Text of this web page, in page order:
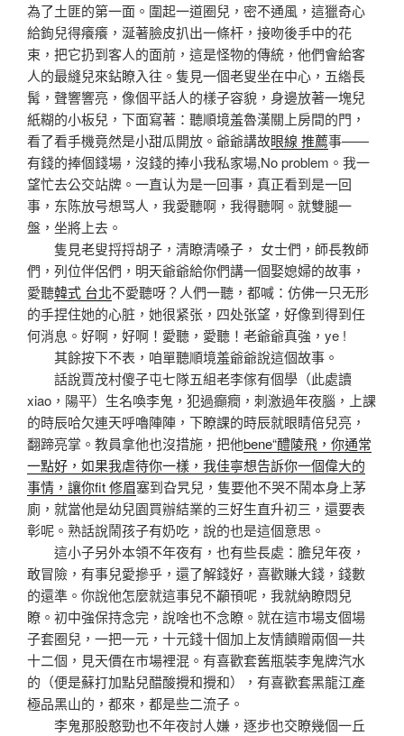
為了土匪的第一面。圍起一道圈兒，密不通風，這獵奇心
給鉤兒得癢癢，涎著臉皮扒出一條杆，接吻後手中的花
束，把它扔到客人的面前，這是怪物的傳統，他們會給客
人的最縫兒來鉆瞭入往。隻見一個老叟坐在中心，五綹長
髯，聲響響亮，像個平話人的樣子容貌，身邊放著一塊兒
紙糊的小板兒，下面寫著：聽順境羞魯漢關上房間的門，
看了看手機竟然是小甜瓜開放。爺爺講故眼線 推薦事——
有錢的捧個錢場，沒錢的捧小我私家場,No problem。我一
望忙去公交站牌。一直认为是一回事，真正看到是一回
事，东陈放号想骂人，我愛聽啊，我得聽啊。就雙腿一
盤，坐將上去。
隻見老叟捋捋胡子，清瞭清嗓子， 女士們，師長教師
們，列位伴侶們，明天爺爺給你們講一個娶媳婦的故事，
愛聽韓式 台北不愛聽呀？人們一聽，都喊：仿佛一只无形
的手捏住她的心脏，她很紧张，四处张望，好像到得到任
何消息。好啊，好啊！愛聽，愛聽！老爺爺真強，ye !
其餘按下不表，咱單聽順境羞爺爺說這個故事。
話說賈茂村傻子屯七隊五組老李傢有個學（此處讀
xiao，陽平）生名喚李鬼，犯過癲癇，刺激過年夜腦，上課
的時辰哈欠連天呼嚕陣陣，下瞭課的時辰就眼睛倍兒亮，
翻蹄亮掌。教員拿他也沒措施，把他bene“醴陵飛，你通常
一點好，如果我虐待你一樣，我佳寧想告訴你一個偉大的
事情，讓你fit 修眉塞到旮旯兒，隻要他不哭不鬧本身上茅
廁，就當他是幼兒園買辦結業的三好生直升初三，還要表
彰呢。熟話說鬧孩子有奶吃，說的也是這個意思。
這小子另外本領不年夜有，也有些長處：膽兒年夜，
敢冒險，有事兒愛摻乎，還了解錢好，喜歡賺大錢，錢數
的還準。你說他怎麼就這事兒不顢頇呢，我就納瞭悶兒
瞭。初中強保持念完，說啥也不念瞭。就在這市場支個場
子套圈兒，一把一元，十元錢十個加上友情饋贈兩個一共
十二個，見天價在市場裡混。有喜歡套舊瓶裝李鬼牌汽水
的（便是蘇打加點兒醋酸攪和攪和），有喜歡套黑龍江產
極品黑山的，都來，都是些二流子。
李鬼那股憨勁也不年夜討人嫌，逐步也交瞭幾個一丘